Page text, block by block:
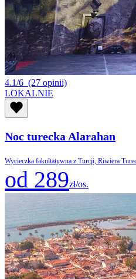
4.1/6 (27 opinii)
LOKALNIE
Noc turecka Alarahan
Wycieczka fakultatywna z Turcji, Riwiera
od 289zł/os.